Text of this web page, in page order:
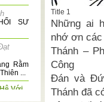
SƯ
Rằm
...
Với
Title 1
Những ai
nhớ ơn các
Thánh –
Công
Đán và
Thánh đã